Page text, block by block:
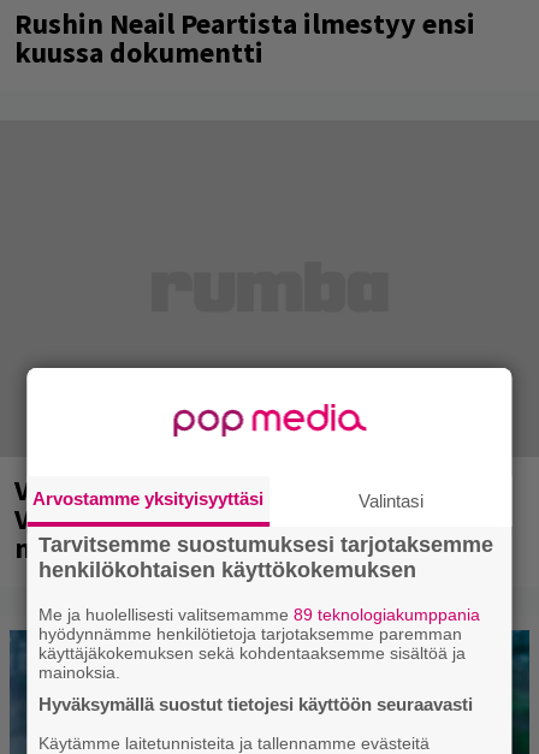
Rushin Neail Peartista ilmestyy ensi
kuussa dokumentti
Valtava Yle 100 vuotta -tapahtuma
Veikkaus Arenalla syyskuussa – muista
myös metalliklassikot-konsertti
Arvostamme yksityisyyttäsi Valintasi
Tarvitsemme suostumuksesi tarjotaksemme
henkilökohtaisen käyttökokemuksen
Me ja huolellisesti valitsemamme89 teknologiakumppania
hyödynnämme henkilötietoja tarjotaksemme paremman
käyttäjäkokemuksen sekä kohdentaaksemme sisältöä ja
mainoksia.
Hyväksymällä suostut tietojesi käyttöön seuraavasti
Käytämme laitetunnisteita ja tallennamme evästeitä